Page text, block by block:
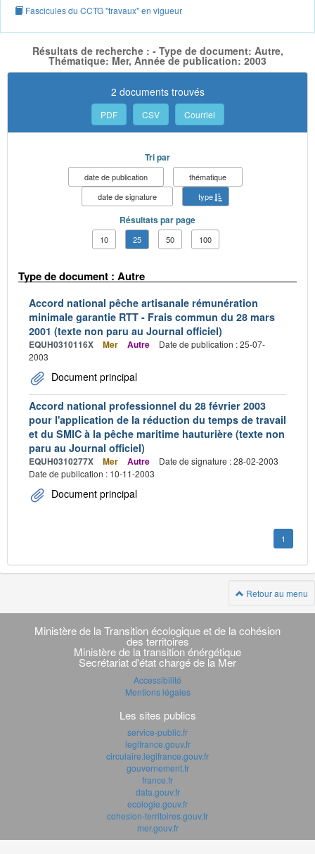
Fascicules du CCTG "travaux" en vigueur
Résultats de recherche : - Type de document: Autre,
Thématique: Mer, Année de publication: 2003
2 documents trouvés
PDF CSV Courriel
Tri par
date de publication
thématique
date de signature
type
Résultats par page
10 25 50 100
Type de document : Autre
Accord national pêche artisanale rémunération
minimale garantie RTT - Frais commun du 28 mars
2001 (texte non paru au Journal officiel)
EQUH0310116X Mer Autre
Date de publication : 25-07-
2003
Document principal
Accord national professionnel du 28 février 2003
pour l'application de la réduction du temps de travail
et du SMIC à la pêche maritime hauturière (texte non
paru au Journal officiel)
EQUH0310277X Mer Autre
Date de signature : 28-02-2003
Date de publication : 10-11-2003
Document principal
1
Retour au menu
Navigation
transverse
Ministère de la Transition écologique et de la cohésion
des territoires
Ministère de la transition énérgétique
Secrétariat d'état chargé de la Mer
Accessibilité
Mentions légales
Les sites publics
service-public.fr
legifrance.gouv.fr
circulaire.legifrance.gouv.fr
gouvernement.fr
france.fr
data.gouv.fr
ecologie.gouv.fr
cohesion-territoires.gouv.fr
mer.gouv.fr